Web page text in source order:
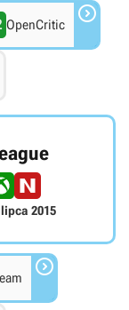
OpenCritic 
2015
